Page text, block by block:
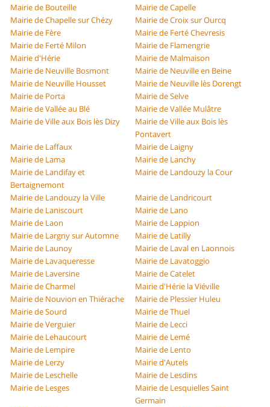
Mairie de Bouteille
Mairie de Capelle
Mairie de Chapelle sur Chézy
Mairie de Croix sur Ourcq
Mairie de Fère
Mairie de Ferté Chevresis
Mairie de Ferté Milon
Mairie de Flamengrie
Mairie d'Hérie
Mairie de Malmaison
Mairie de Neuville Bosmont
Mairie de Neuville en Beine
Mairie de Neuville Housset
Mairie de Neuville lès Dorengt
Mairie de Porta
Mairie de Selve
Mairie de Vallée au Blé
Mairie de Vallée Mulâtre
Mairie de Ville aux Bois lès Dizy
Mairie de Ville aux Bois lès
Pontavert
Mairie de Laffaux
Mairie de Laigny
Mairie de Lama
Mairie de Lanchy
Mairie de Landifay et
Bertaignemont
Mairie de Landouzy la Cour
Mairie de Landouzy la Ville
Mairie de Landricourt
Mairie de Laniscourt
Mairie de Lano
Mairie de Laon
Mairie de Lappion
Mairie de Largny sur Automne
Mairie de Latilly
Mairie de Launoy
Mairie de Laval en Laonnois
Mairie de Lavaqueresse
Mairie de Lavatoggio
Mairie de Laversine
Mairie de Catelet
Mairie de Charmel
Mairie d'Hérie la Viéville
Mairie de Nouvion en Thiérache
Mairie de Plessier Huleu
Mairie de Sourd
Mairie de Thuel
Mairie de Verguier
Mairie de Lecci
Mairie de Lehaucourt
Mairie de Lemé
Mairie de Lempire
Mairie de Lento
Mairie de Lerzy
Mairie d'Autels
Mairie de Leschelle
Mairie de Lesdins
Mairie de Lesges
Mairie de Lesquielles Saint
Germain